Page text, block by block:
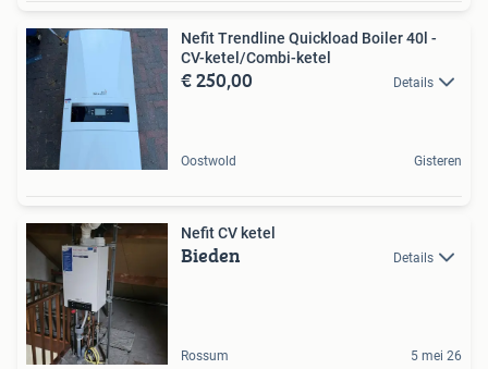
Nefit Trendline Quickload Boiler 40l -
CV-ketel/Combi-ketel
€ 250,00 Details
Oostwold Gisteren
Nefit CV ketel
Bieden Details
Rossum 5 mei 26